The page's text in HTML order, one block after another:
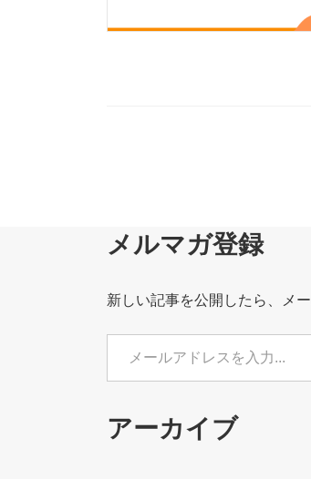
ペ
ー
ジ
送
メルマガ登録
新しい記事を公開したら、メ
メールアドレスを入力...
アーカイブ